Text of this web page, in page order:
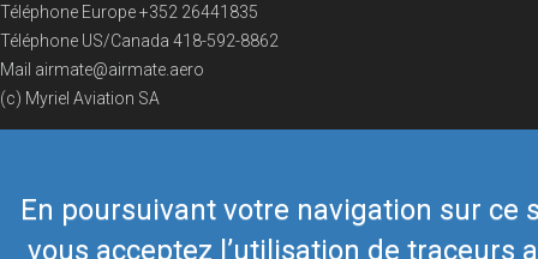
En poursuivant votre navigation sur ce
vous acceptez l’utilisation de traceurs
Téléphone Europe+352 26441835
Téléphone US/Canada 418-592-8862
Mail airmate@airmate.aero
(c) Myriel Aviation SA
© 2019 Airmate - Conditions d'utilisation -Vie privée Back to top